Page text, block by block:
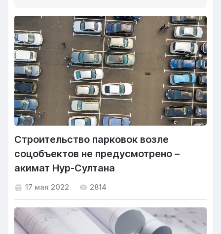
Строительство парковок возле
соцобъектов не предусмотрено –
акимат Нур-Султана
17 мая 2022 2814